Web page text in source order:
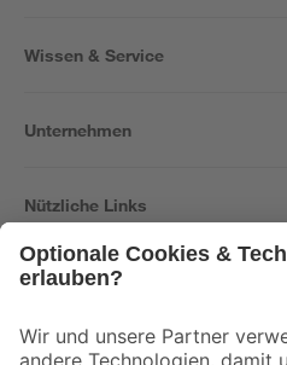
Wissen & Service
Unternehmen
Nützliche Links
Der toom Newsletter: Keine Angebote